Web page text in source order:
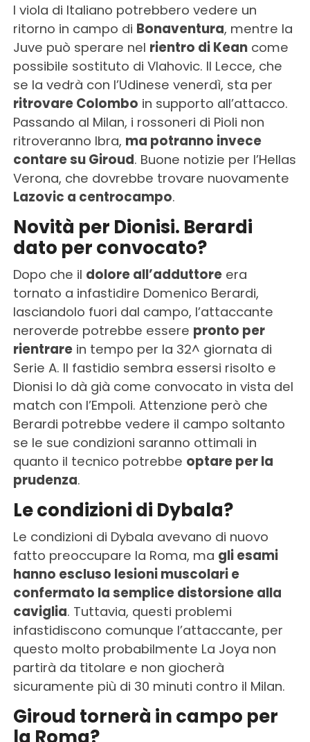
I viola di Italiano potrebbero vedere un
ritorno in campo di Bonaventura, mentre la
Juve può sperare nel rientro di Keancome
possibile sostituto di Vlahovic. Il Lecce, che
se la vedrà con l’Udinese venerdì, sta per
ritrovare Colombo in supporto all’attacco.
Passando al Milan, i rossoneri di Pioli non
ritroveranno Ibra, ma potranno invece
contare su Giroud. Buone notizie per l’Hellas
Verona, che dovrebbe trovare nuovamente
Lazovic a centrocampo.
Novità per Dionisi. Berardi
dato per convocato?
Dopo che il dolore all’adduttoreera
tornato a infastidire Domenico Berardi,
lasciandolo fuori dal campo, l’attaccante
neroverde potrebbe essere pronto per
rientrarein tempo per la 32^ giornata di
Serie A. Il fastidio sembra essersi risolto e
Dionisi lo dà già come convocato in vista del
match con l’Empoli. Attenzione però che
Berardi potrebbe vedere il campo soltanto
se le sue condizioni saranno ottimali in
quanto il tecnico potrebbe optare per la
prudenza.
Le condizioni di Dybala?
Le condizioni di Dybala avevano di nuovo
fatto preoccupare la Roma, ma gli esami
hanno escluso lesioni muscolari e
confermato la semplice distorsione alla
caviglia. Tuttavia, questi problemi
infastidiscono comunque l’attaccante, per
questo molto probabilmente La Joya non
partirà da titolare e non giocherà
sicuramente più di 30 minuti contro il Milan.
Giroud tornerà in campo per